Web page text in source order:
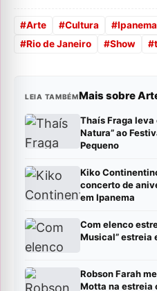
#Arte #Cultura #Ipanema
#Rio de Janeiro #Show #
LEIA TAMBÉMMais sobre
Thaís Fraga leva
Natura” ao
Pequeno
Kiko
concerto de
em Ipanema
Com elenco
Musical” estreia
Robson Farah
Motta na estreia